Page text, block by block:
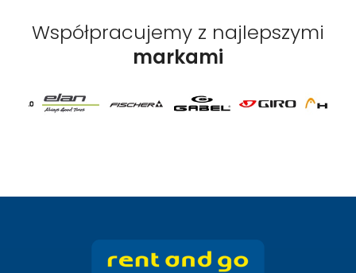
Współpracujemy z najlepszymi
markami